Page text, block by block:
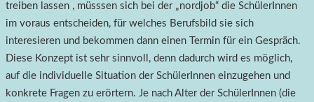
treiben lassen , müsssen sich bei der „nordjob“ die SchülerInnen
im voraus entscheiden, für welches Berufsbild sie sich
interesieren und bekommen dann einen Termin für ein Gespräch.
Diese Konzept ist sehr sinnvoll, denn dadurch wird es möglich,
auf die individuelle Situation der SchülerInnen einzugehen und
konkrete Fragen zu erörtern. Je nach Alter der SchülerInnen (die